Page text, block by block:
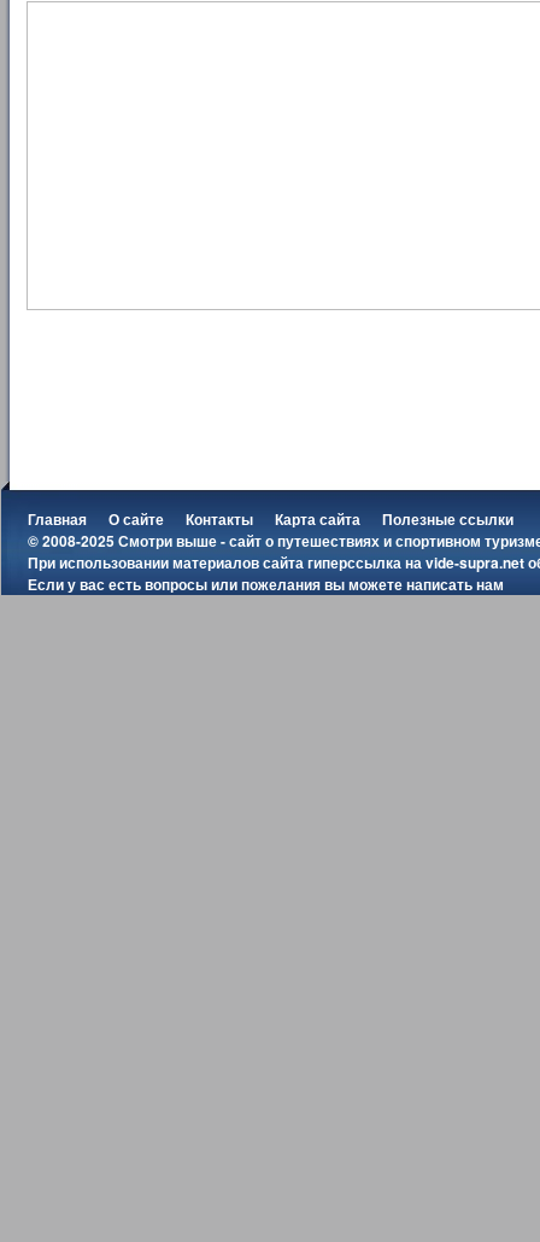
Главная О сайте Контакты Карта сайта
Полезные ссылки
© 2008-2025 Смотри выше - сайт о путешествиях и спортивном
При использовании материалов сайта гиперссылка наvide-supra.net
Если у вас есть вопросы или пожелания вы можетенаписать нам